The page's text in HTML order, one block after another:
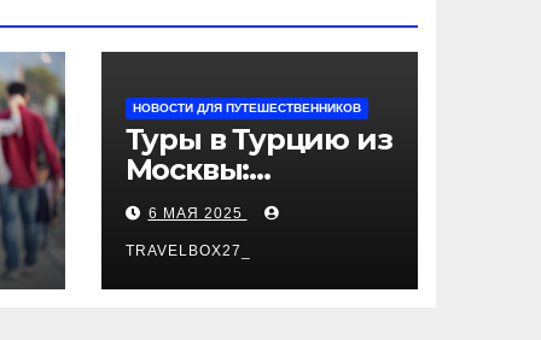
НОВОСТИ ДЛЯ ПУТЕШЕСТВЕННИКОВ
Туры в Турцию из
Москвы:
пляжный отдых,
экскурсии и
лучшие курорты
6 МАЯ 2025
TRAVELBOX27_